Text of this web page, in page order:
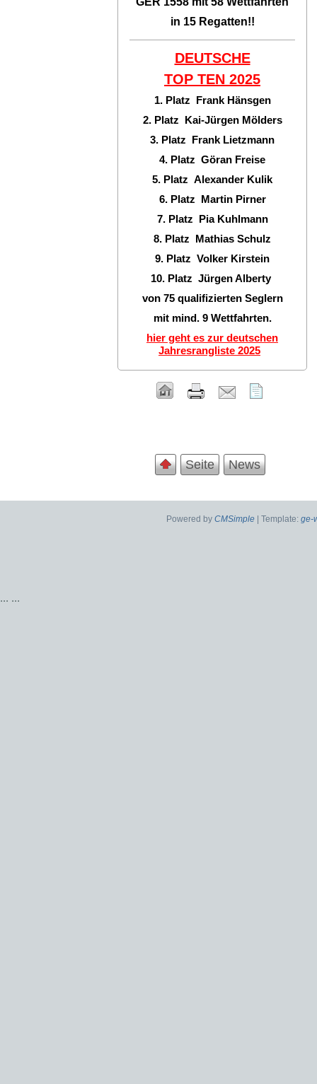
in 15 Regatten!!
DEUTSCHE
TOP TEN 2025
1. Platz Frank Hänsgen
2. Platz Kai-Jürgen Mölders
3. Platz Frank Lietzmann
4. Platz Göran Freise
5. Platz Alexander Kulik
6. Platz Martin Pirner
7. Platz Pia Kuhlmann
8. Platz Mathias Schulz
9. Platz Volker Kirstein
10. Platz Jürgen Alberty
von 75 qualifizierten Seglern
mit mind. 9 Wettfahrten.
hier geht es zur deutschen
Jahresrangliste 2025
Seite News
Powered by CMSimple | Template: ge-
... ...